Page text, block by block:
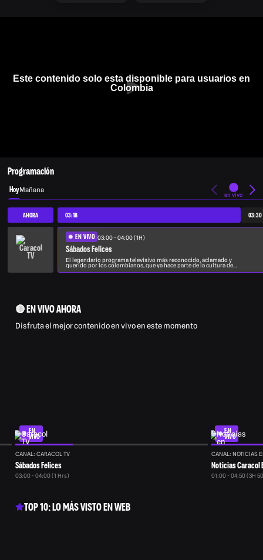
Este contenido solo esta disponible para usuarios en
Colombia
Programación
HoyMañana
en vivo
AHORA 03:18 03:30
EN VIVO 03:00 - 04:00 (1H)
Sábados Felices
El legendario programa televisivo más reconocido, aclamado y
querido por los colombianos, que ya hace parte de la cultura del
🔴 EN VIVO AHORA
Disfruta el mejor contenido en vivo en este momento
EN
VIVO
CANAL: CARACOL TV
Sábados Felices
03:00 - 04:00 (1 Hrs)
EN
VIVO
CANAL: NOTICIAS
Noticias Caracol
01:00 - 04:50 (3H
TOP 10: LO MÁS VISTO EN WEB